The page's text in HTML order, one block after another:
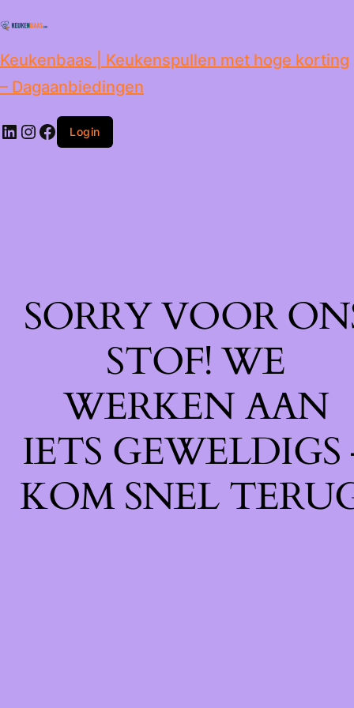
inhoud
Keukenbaas | Keukenspullen met hoge korting
– Dagaanbiedingen
Login
SORRY VOOR
STOF! WE
WERKEN AAN
IETS GEWELDIGS
KOM SNEL